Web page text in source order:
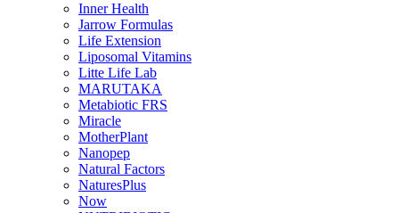
Inner Health
Jarrow Formulas
Life Extension
Liposomal Vitamins
Litte Life Lab
MARUTAKA
Metabiotic FRS
Miracle
MotherPlant
Nanopep
Natural Factors
NaturesPlus
Now